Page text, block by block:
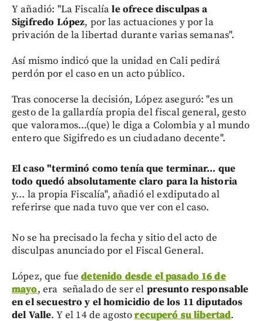
Y añadió: "La Fiscalíale ofrece disculpas a
Sigifredo López, por las actuaciones y por la
privación de la libertad durante varias semanas".
Así mismo indicó que la unidad en Cali pedirá
perdón por el caso en un acto público.
Tras conocerse la decisión, López aseguró: "es un
gesto de la gallardía propia del fiscal general, gesto
que valoramos...(que) le diga a Colombia y al mundo
entero que Sigifredo es un ciudadano decente".
El caso "terminó como tenía que terminar... que
todo quedó absolutamente claro para la historia
y... la propia Fiscalía", añadió el exdiputado al
referirse que nada tuvo que ver con el caso.
No se ha precisado la fecha y sitio del acto de
disculpas anunciado por el Fiscal General.
López, que fuedetenido desde el pasado 16 de
mayo, era señalado de ser el presunto responsable
en el secuestro y el homicidio de los 11 diputados
del Valle. Y el 14 de agostorecuperó su libertad.